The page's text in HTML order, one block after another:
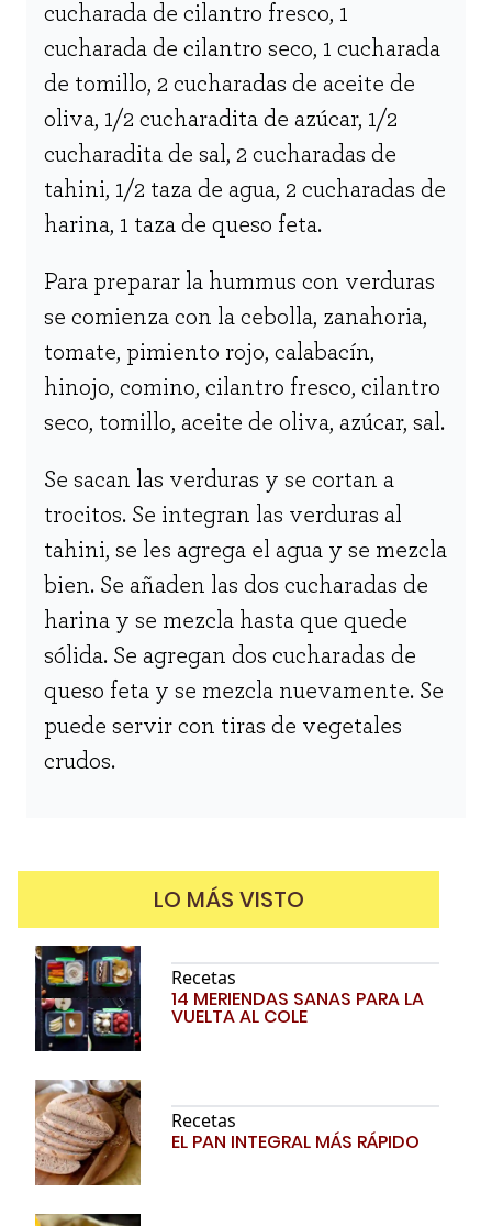
cucharada de cilantro fresco, 1
cucharada de cilantro seco, 1 cucharada
de tomillo, 2 cucharadas de aceite de
oliva, 1/2 cucharadita de azúcar, 1/2
cucharadita de sal, 2 cucharadas de
tahini, 1/2 taza de agua, 2 cucharadas de
harina, 1 taza de queso feta.
Para preparar la hummus con verduras
se comienza con la cebolla, zanahoria,
tomate, pimiento rojo, calabacín,
hinojo, comino, cilantro fresco, cilantro
seco, tomillo, aceite de oliva, azúcar, sal.
Se sacan las verduras y se cortan a
trocitos. Se integran las verduras al
tahini, se les agrega el agua y se mezcla
bien. Se añaden las dos cucharadas de
harina y se mezcla hasta que quede
sólida. Se agregan dos cucharadas de
queso feta y se mezcla nuevamente. Se
puede servir con tiras de vegetales
crudos.
LO MÁS VISTO
Recetas
14 MERIENDAS SANAS PARA LA
VUELTA AL COLE
Recetas
EL PAN INTEGRAL MÁS RÁPIDO